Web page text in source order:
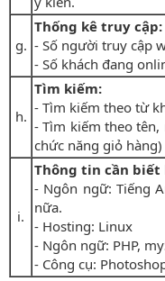
g.
Thống kê truy cập:
- Số người truy cập
- Số khách đang
h.
Tìm kiếm:
- Tìm kiếm theo từ
- Tìm kiếm theo
chức năng giỏ hàng)
i.
Thông tin cần biết
- Ngôn ngữ: Tiếng
nữa.
- Hosting: Linux
- Ngôn ngữ: PHP,
- Công cụ: